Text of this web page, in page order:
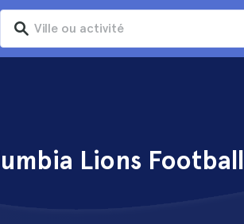
Lions Football